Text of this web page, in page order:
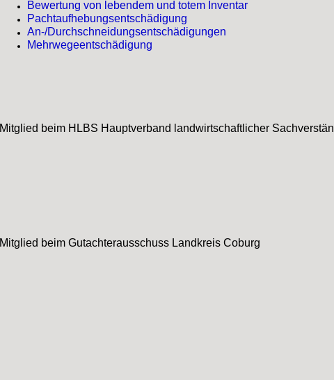
Bewertung von lebendem und totem Inventar
Pachtaufhebungsentschädigung
An-/Durchschneidungsentschädigungen
Mehrwegeentschädigung
Mitglied beim HLBS Hauptverband landwirtschaftlicher
Mitglied beim Gutachterausschuss Landkreis Coburg